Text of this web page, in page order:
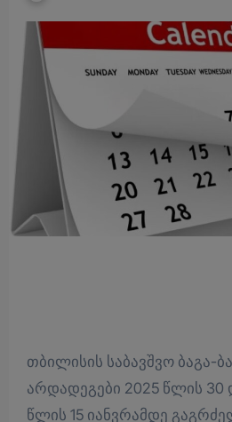
თბილისის საბავშვო ბაგა-ბაღებში საახალწლო
არდადეგები 2025 წლის 30
წლის 15 იანვრამდე